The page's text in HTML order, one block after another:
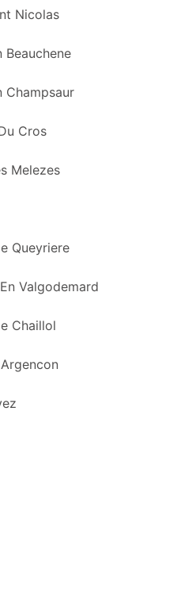
Nicolas
Beauchene
Champsaur
Cros
Melezes
Queyriere
Valgodemard
Chaillol